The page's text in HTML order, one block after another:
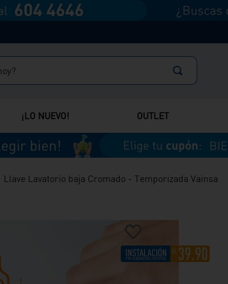
¡LO NUEVO! OUTLET
Llave Lavatorio baja Cromado - Temporizada Vainsa